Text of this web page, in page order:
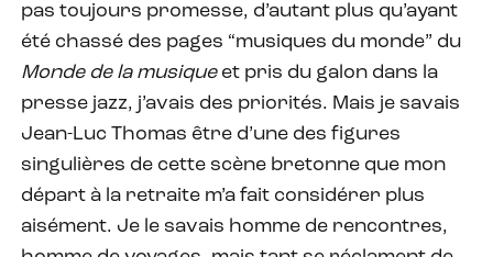
pas toujours promesse, d’autant plus qu’ayant
été chassé des pages “musiques du monde” du
Monde de la musique et pris du galon dans la
presse jazz, j’avais des priorités. Mais je savais
Jean-Luc Thomas être d’une des figures
singulières de cette scène bretonne que mon
départ à la retraite m’a fait considérer plus
aisément. Je le savais homme de rencontres,